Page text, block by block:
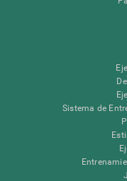
Sistema de